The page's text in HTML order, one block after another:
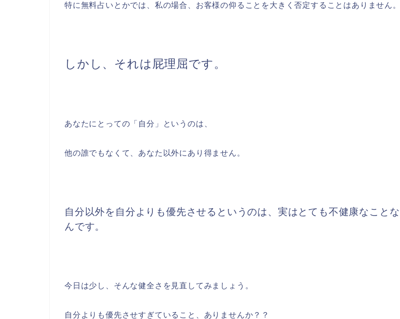
特に無料占いとかでは、私の場合、お客様の仰ることを大きく否定することはありません。
しかし、それは屁理屈です。
あなたにとっての「自分」というのは、
他の誰でもなくて、あなた以外にあり得ません。
自分以外を自分よりも優先させるというのは、実はとても不健康なことな
んです。
今日は少し、そんな健全さを見直してみましょう。
自分よりも優先させすぎていること、ありませんか？？